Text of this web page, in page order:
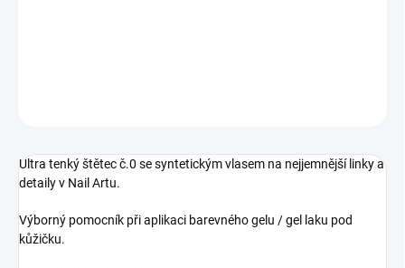
Ultra tenký štětec č.0 se syntetickým vlasem na nejjemnější linky a
detaily v Nail Artu.
Výborný pomocník při aplikaci barevného gelu / gel laku pod
kůžičku.